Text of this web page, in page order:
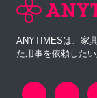
ANYTIMESは、家
た用事を依頼した